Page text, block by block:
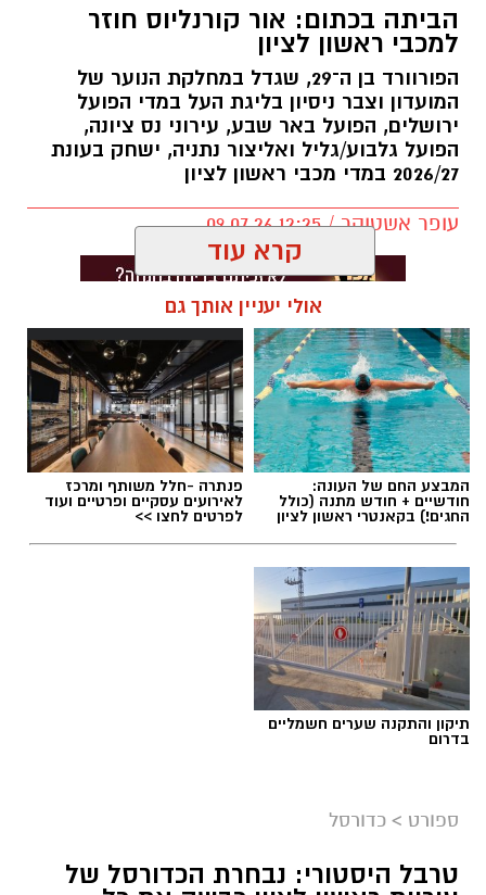
הביתה בכתום: אור קורנליוס חוזר
למכבי ראשון לציון
הפורוורד בן ה־29, שגדל במחלקת הנוער של
המועדון וצבר ניסיון בליגת העל במדי הפועל
ירושלים, הפועל באר שבע, עירוני נס ציונה,
הפועל גלבוע/גליל ואליצור נתניה, ישחק בעונת
2026/27 במדי מכבי ראשון לציון
עופר אשטוקר / 12:25 09.07.26
תגים:מכבי ראשון לציון, אור קורלניוס
קרא עוד
אולי יעניין אותך גם
המבצע החם של העונה:
חודשיים + חודש מתנה (כולל
החגים!) בקאנטרי ראשון לציון
פנתרה -חלל משותף ומרכז
לאירועים עסקיים ופרטיים ועוד
לפרטים לחצו >>
תיקון והתקנה שערים חשמליים
בדרום
ספורט > כדורסל
טרבל היסטורי: נבחרת הכדורסל של